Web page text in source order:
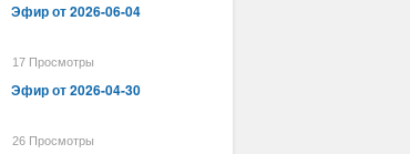
Эфир от 2026-06-04
17 Просмотры
Эфир от 2026-04-30
26 Просмотры